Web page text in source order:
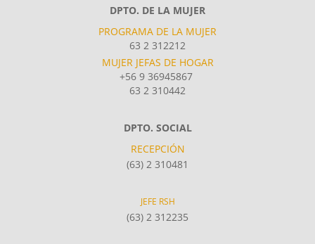
DPTO. DE LA MUJER
PROGRAMA DE LA MUJER
63 2 312212
MUJER JEFAS DE HOGAR
+56 9 36945867
63 2 310442
DPTO. SOCIAL
RECEPCIÓN
(63) 2 310481
JEFE RSH
(63) 2 312235